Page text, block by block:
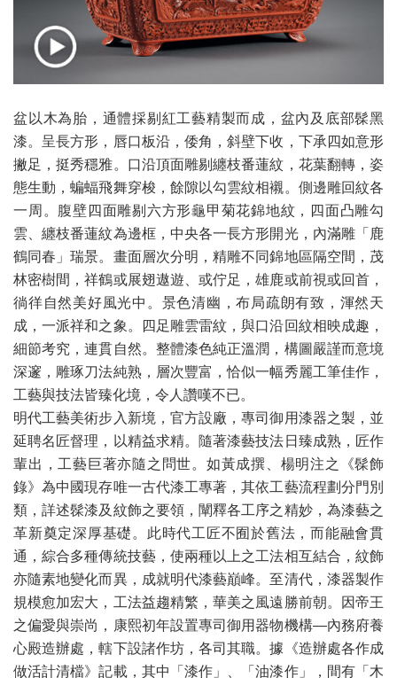
盆以木為胎，通體採剔紅工藝精製而成，盆內及底部髹黑
漆。呈長方形，唇口板沿，倭角，斜壁下收，下承四如意形
撇足，挺秀穩雅。口沿頂面雕剔纏枝番蓮紋，花葉翻轉，姿
態生動，蝙蝠飛舞穿梭，餘隙以勾雲紋相襯。側邊雕回紋各
一周。腹壁四面雕剔六方形龜甲菊花錦地紋，四面凸雕勾
雲、纏枝番蓮紋為邊框，中央各一長方形開光，內滿雕「鹿
鶴同春」瑞景。畫面層次分明，精雕不同錦地區隔空間，茂
林密樹間，祥鶴或展翅遨遊、或佇足，雄鹿或前視或回首，
徜徉自然美好風光中。景色清幽，布局疏朗有致，渾然天
成，一派祥和之象。四足雕雲雷紋，與口沿回紋相映成趣，
細節考究，連貫自然。整體漆色純正溫潤，構圖嚴謹而意境
深邃，雕琢刀法純熟，層次豐富，恰似一幅秀麗工筆佳作，
工藝與技法皆臻化境，令人讚嘆不已。
明代工藝美術步入新境，官方設廠，專司御用漆器之製，並
延聘名匠督理，以精益求精。隨著漆藝技法日臻成熟，匠作
輩出，工藝巨著亦隨之問世。如黃成撰、楊明注之《髹飾
錄》為中國現存唯一古代漆工專著，其依工藝流程劃分門別
類，詳述髹漆及紋飾之要領，闡釋各工序之精妙，為漆藝之
革新奠定深厚基礎。此時代工匠不囿於舊法，而能融會貫
通，綜合多種傳統技藝，使兩種以上之工法相互結合，紋飾
亦隨素地變化而異，成就明代漆藝巔峰。至清代，漆器製作
規模愈加宏大，工法益趨精繁，華美之風遠勝前朝。因帝王
之偏愛與崇尚，康熙初年設置專司御用器物機構—內務府養
心殿造辦處，轄下設諸作坊，各司其職。據《造辦處各作成
做活計清檔》記載，其中「漆作」、「油漆作」，間有「木